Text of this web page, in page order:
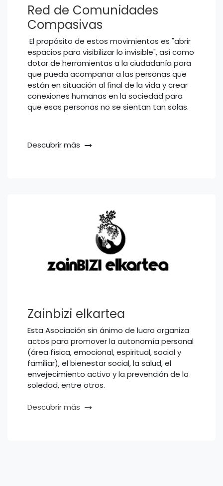
Red de Comunidades
Compasivas
El propósito de estos movimientos es "abrir
espacios para visibilizar lo invisible", así como
dotar de herramientas a la ciudadanía para
que pueda acompañar a las personas que
están en situación al final de la vida y crear
conexiones humanas en la sociedad para
que esas personas no se sientan tan solas.
Descubrir más
Zainbizi elkartea
Esta Asociación sin ánimo de lucro organiza
actos para promover la autonomía personal
(área física, emocional, espiritual, social y
familiar), el bienestar social, la salud, el
envejecimiento activo y la prevención de la
soledad, entre otros.
Descubrir más